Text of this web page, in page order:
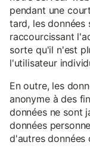
pendant une
tard, les données
raccourcissant
sorte qu'il n'est
l'utilisateur
En outre, les
anonyme à des
données ne sont
données
d'autres données